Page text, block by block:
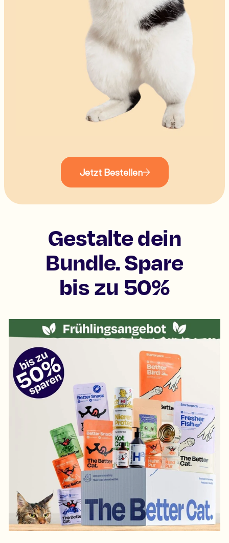
Jetzt Bestellen
Gestalte dein
Bundle. Spare
bis zu 50%